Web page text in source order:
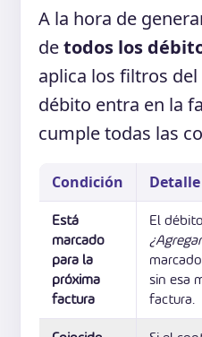
A la hora de
detodos los
aplica los filtros
débito entra en la
cumple todas las
Condición Detalle
Está
marcado
para la
próxima
factura
El
sin esa
factura.